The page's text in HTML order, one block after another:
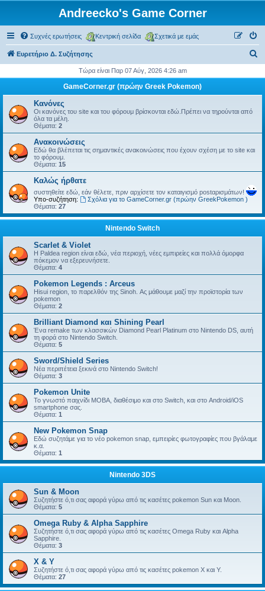
Andreecko's Game Corner
Συχνές ερωτήσεις Κεντρική σελίδα Σχετικά με εμάς
Ευρετήριο Δ. Συζήτησης
ζ
Τώρα είναι Παρ 07 Αύγ, 2026 4:26 am
GameCorner.gr (πρώην Greek Pokemon)
Κανόνες
Οι κανόνες του site και του φόρουμ βρίσκονται εδώ.Πρέπει να τηρούνται από
όλα τα μέλη.
Θέματα: 2
Ανακοινώσεις
Εδώ θα βλέπεται τις σημαντικές ανακοινώσεις που έχουν σχέση με το site και
το φόρουμ.
Θέματα: 15
Kαλώς ήρθατε
συστηθείτε εδώ, εάν θέλετε, πριν αρχίσετε τον καταιγισμό postαρισμάτων!
Υπο-συζήτηση:
Σχόλια για το GameCorner.gr (πρώην GreekPokemon )
Θέματα: 27
Nintendo Switch
Scarlet & Violet
Η Paldea region είναι εδώ, νέα περιοχή, νέες εμπιρείες και πολλά όμορφα
πόκεμον να εξερευνήσετε.
Θέματα: 4
Pokemon Legends : Arceus
Hisui region, το παρελθόν της Sinoh. Ας μάθουμε μαζί την προϊστορία των
pokemon
Θέματα: 2
Brilliant Diamond και Shining Pearl
Ένα remake των κλασσικών Diamond Pearl Platinum στο Nintendo DS, αυτή
τη φορά στο Nintendo Switch.
Θέματα: 5
Sword/Shield Series
Νέα περιπέτεια ξεκινά στο Nintendo Switch!
Θέματα: 3
Pokemon Unite
Το γνωστό παιχνίδι MOBA, διαθέσιμο και στο Switch, και στο Android/iOS
smartphone σας.
Θέματα: 1
New Pokemon Snap
Εδώ συζητάμε για το νέο pokemon snap, εμπειρίες φωτογραφίες που βγάλαμε
κ.α.
Θέματα: 1
Nintendo 3DS
Sun & Moon
Συζητήστε ό,τι σας αφορά γύρω από τις κασέτες pokemon Sun και Moon.
Θέματα: 5
Omega Ruby & Alpha Sapphire
Συζητήστε ό,τι σας αφορά γύρω από τις κασέτες Omega Ruby και Alpha
Sapphire.
Θέματα: 3
X & Y
Συζητήστε ό,τι σας αφορά γύρω από τις κασέτες pokemon X και Y.
Θέματα: 27